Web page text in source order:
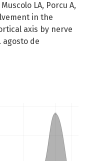
LA, Porcu A,
in the
axis by nerve
de